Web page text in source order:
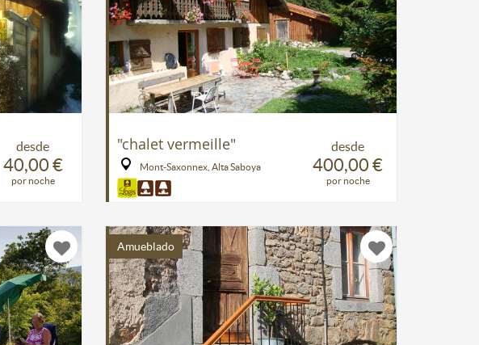
desde
40,00 €
por noche
desde
400,00 €
por noche
"chalet vermeille"
Mont-Saxonnex, Alta Saboya
Amueblado